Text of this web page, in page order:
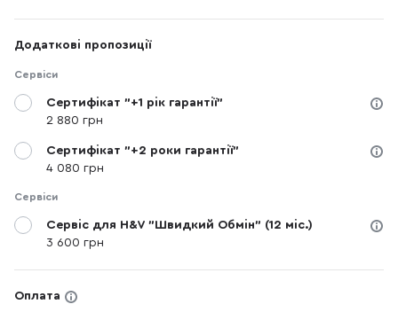
Додаткові пропозиції
Сервіси
Сертифікат "+1 рік гарантії"
2 880 грн
Сертифікат "+2 роки гарантії"
4 080 грн
Сервіси
Сервіс для H&V "Швидкий Обмін" (12 міс.)
3 600 грн
Оплата